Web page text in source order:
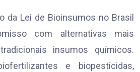
da Lei de Bioinsumos no Brasil
com alternativas mais
insumos químicos.
e biopesticidas,